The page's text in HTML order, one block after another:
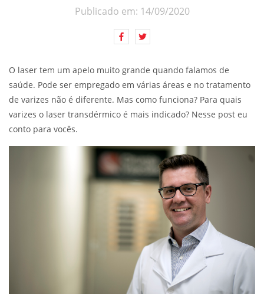
Publicado em: 14/09/2020
O laser tem um apelo muito grande quando falamos de
saúde. Pode ser empregado em várias áreas e no tratamento
de varizes não é diferente. Mas como funciona? Para quais
varizes o laser transdérmico é mais indicado? Nesse post eu
conto para vocês.